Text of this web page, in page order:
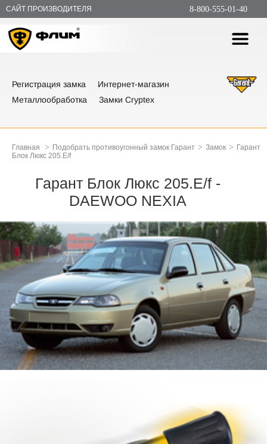
САЙТ ПРОИЗВОДИТЕЛЯ 8-800-555-01-40
Регистрация замка
Интернет-магазин
Металлообработка
Замки Cryptex
Главная > Подобрать противоугонный замок Гарант > Замок > Гарант
Блок Люкс 205.E/f
Гарант Блок Люкс 205.E/f -
DAEWOO NEXIA